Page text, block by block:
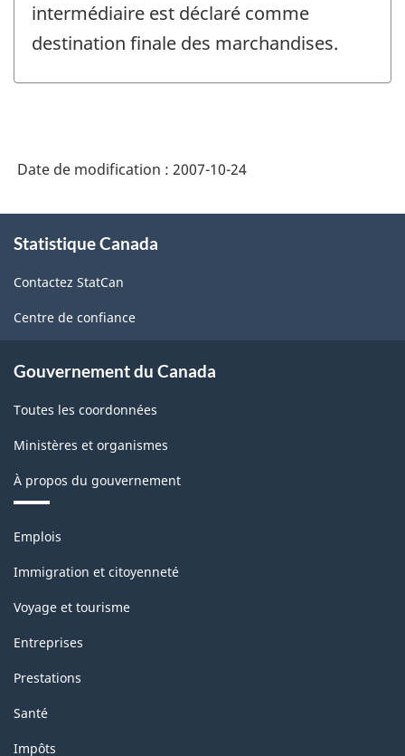
intermédiaire est déclaré comme
destination finale des marchandises.
Date de modification : 2007-10-24
propos
ce
site
Statistique Canada
Contactez StatCan
Centre de confiance
Gouvernement du Canada
Toutes les coordonnées
Ministères et organismes
À propos du gouvernement
Thèmes
sujets
Emplois
Immigration et citoyenneté
Voyage et tourisme
Entreprises
Prestations
Santé
Impôts